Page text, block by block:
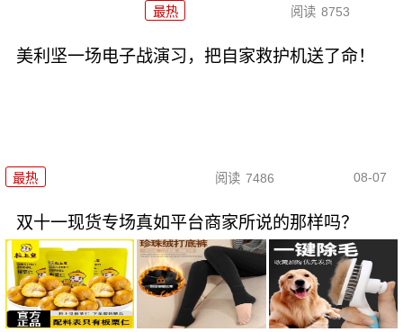
最热 阅读 8753
美利坚一场电子战演习，把自家救护机送了命！
最热 阅读 7486 08-07
双十一现货专场真如平台商家所说的那样吗？